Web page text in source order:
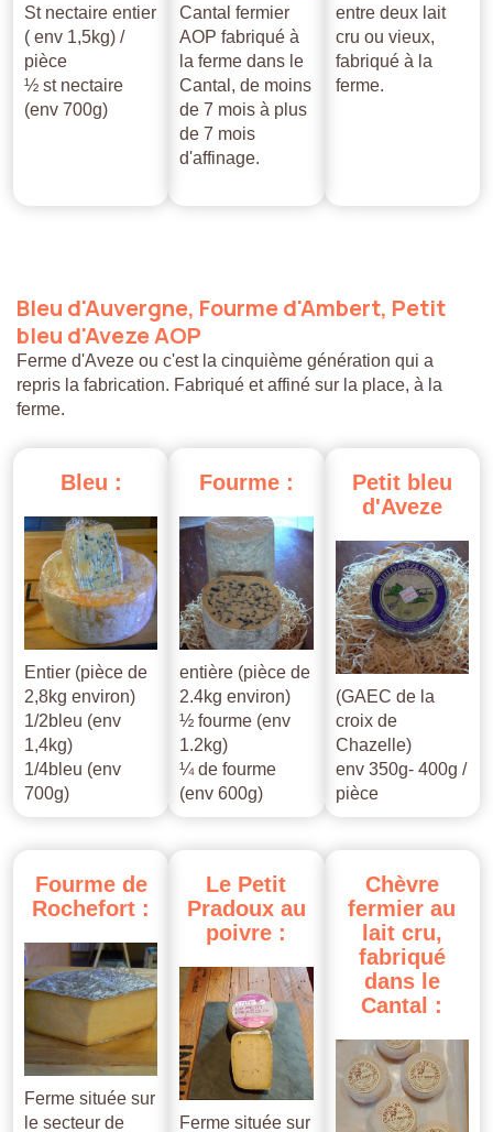
St nectaire entier
( env 1,5kg) /
pièce
½ st nectaire
(env 700g)
Cantal fermier
AOP fabriqué à
la ferme dans le
Cantal, de moins
de 7 mois à plus
de 7 mois
d'affinage.
entre deux lait
cru ou vieux,
fabriqué à la
ferme.
Bleu d'Auvergne, Fourmed'Ambert, Petit
bleu d'AvezeAOP
Ferme d'Aveze ou c'est la cinquième génération qui a
repris la fabrication. Fabriqué et affiné sur la place, à la
ferme.
Bleu :
Entier (pièce de
2,8kg environ)
1/2bleu (env
1,4kg)
1/4bleu (env
700g)
Fourme :
entière (pièce de
2.4kg environ)
½ fourme (env
1.2kg)
¼ de fourme
(env 600g)
Petit bleu
d'Aveze
(GAEC de la
croix de
Chazelle)
env 350g- 400g /
pièce
Fourme de
Rochefort :
Ferme située sur
le secteur de
Le Petit
Pradoux au
poivre :
Ferme située sur
Chèvre
fermier au
lait cru,
fabriqué
dans le
Cantal :